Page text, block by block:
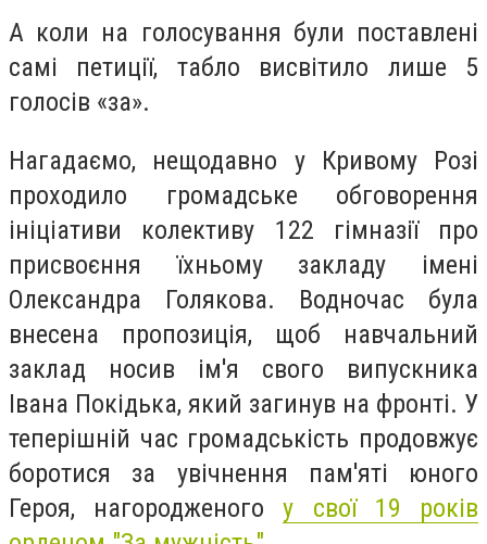
А коли на голосування були поставлені
самі петиції, табло висвітило лише 5
голосів «за».
Нагадаємо, нещодавно у Кривому Розі
проходило громадське обговорення
ініціативи колективу 122 гімназії про
присвоєння їхньому закладу імені
Олександра Голякова. Водночас була
внесена пропозиція, щоб навчальний
заклад носив ім'я свого випускника
Івана Покідька, який загинув на фронті. У
теперішній час громадськість продовжує
боротися за увічнення пам'яті юного
Героя, нагородженогоу свої 19 років